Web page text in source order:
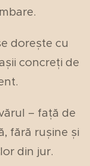
dorește cu
concreți de
– față de
fără rușine și
din jur.